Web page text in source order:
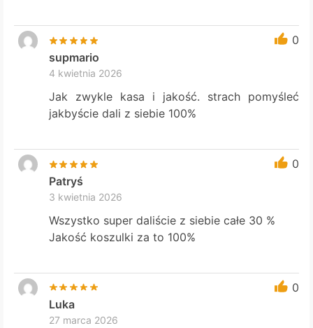
0
supmario
4 kwietnia 2026
Jak zwykle kasa i jakość. strach pomyśleć
jakbyście dali z siebie 100%
0
Patryś
3 kwietnia 2026
Wszystko super daliście z siebie całe 30 %
Jakość koszulki za to 100%
0
Luka
27 marca 2026